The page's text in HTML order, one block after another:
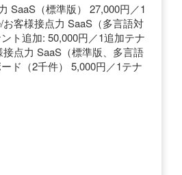
SaaS（標準版） 27,000円／1
客様接点力 SaaS（多言語対
ト追加: 50,000円／1追加テナ
点力 SaaS（標準版、多言語
ド（2千件） 5,000円／1テナ